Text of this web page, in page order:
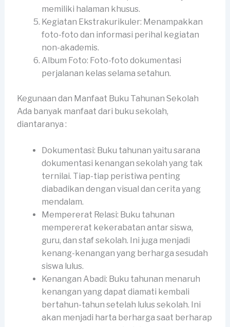
memiliki halaman khusus.
Kegiatan Ekstrakurikuler: Menampakkan
foto-foto dan informasi perihal kegiatan
non-akademis.
Album Foto: Foto-foto dokumentasi
perjalanan kelas selama setahun.
Kegunaan dan Manfaat Buku Tahunan Sekolah
Ada banyak manfaat dari buku sekolah,
diantaranya :
Dokumentasi: Buku tahunan yaitu sarana
dokumentasi kenangan sekolah yang tak
ternilai. Tiap-tiap peristiwa penting
diabadikan dengan visual dan cerita yang
mendalam.
Mempererat Relasi: Buku tahunan
mempererat kekerabatan antar siswa,
guru, dan staf sekolah. Ini juga menjadi
kenang-kenangan yang berharga sesudah
siswa lulus.
Kenangan Abadi: Buku tahunan menaruh
kenangan yang dapat diamati kembali
bertahun-tahun setelah lulus sekolah. Ini
akan menjadi harta berharga saat berharap